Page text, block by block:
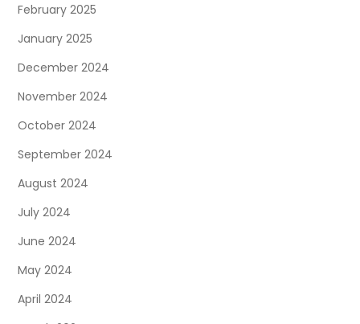
February 2025
January 2025
December 2024
November 2024
October 2024
September 2024
August 2024
July 2024
June 2024
May 2024
April 2024